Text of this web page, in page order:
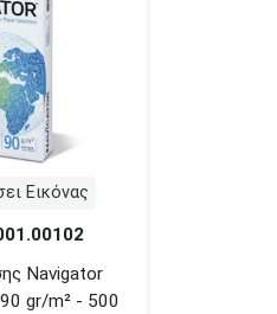
Εικόνας
Navigator
gr/m² - 500